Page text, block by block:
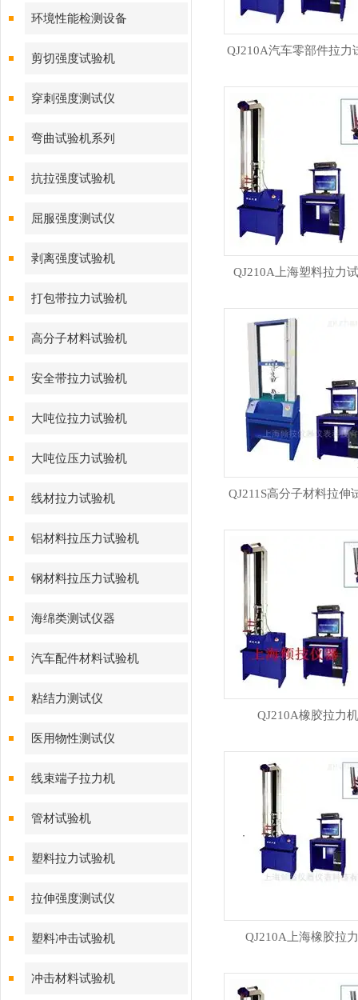
环境性能检测设备
剪切强度试验机
穿刺强度测试仪
弯曲试验机系列
抗拉强度试验机
屈服强度测试仪
剥离强度试验机
打包带拉力试验机
高分子材料试验机
安全带拉力试验机
大吨位拉力试验机
大吨位压力试验机
线材拉力试验机
铝材料拉压力试验机
钢材料拉压力试验机
海绵类测试仪器
汽车配件材料试验机
粘结力测试仪
医用物性测试仪
线束端子拉力机
管材试验机
塑料拉力试验机
拉伸强度测试仪
塑料冲击试验机
冲击材料试验机
QJ210A汽车零部件拉力
QJ210A上海塑料拉力
QJ211S高分子材料拉伸
QJ210A橡胶拉力机
QJ210A上海橡胶拉